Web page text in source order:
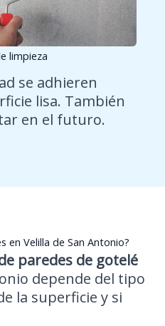
limpieza
se adhieren
lisa. También
en el futuro.
en Velilla de San Antonio?
paredes de gotelé
depende del tipo
la superficie y si